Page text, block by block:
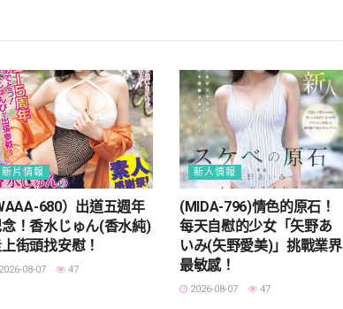
新片情報
680）出道五週年
！香水じゅん(香水純)
街頭找安慰！
08-07 47
新人情報
(MIDA-796)情色的原石！
每天自慰的少女「矢野あ
いみ(矢野愛美)」挑戰業界
最敏感！
2026-08-07 47